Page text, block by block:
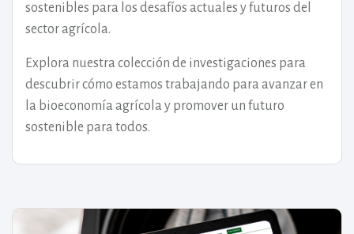
sostenibles para los desafíos actuales y futuros del
sector agrícola.
Explora nuestra colección de investigaciones para
descubrir cómo estamos trabajando para avanzar en
la bioeconomía agrícola y promover un futuro
sostenible para todos.